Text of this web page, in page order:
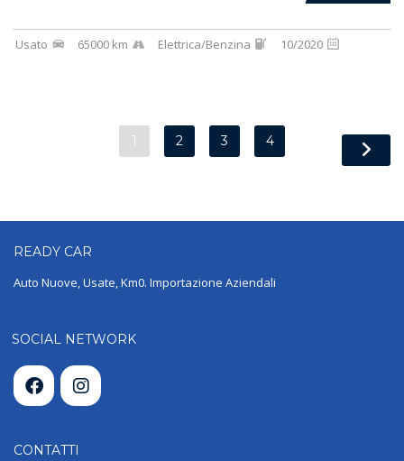
Usato 65000 km Elettrica/Benzina 10/2020
1 2 3 4
READY CAR
Auto Nuove, Usate, Km0. Importazione Aziendali
SOCIAL NETWORK
CONTATTI